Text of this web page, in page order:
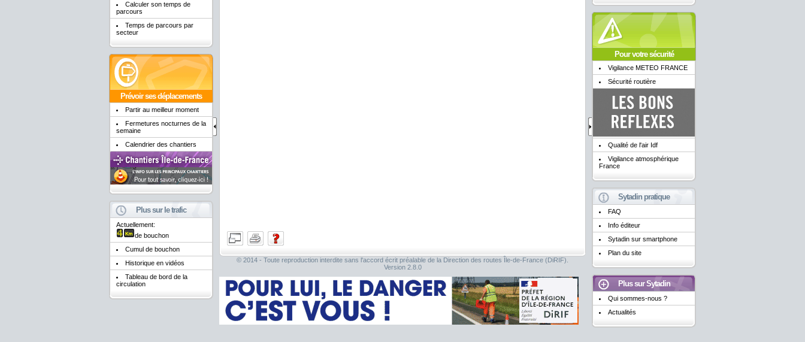
Calculer son temps de
parcours
Temps de parcours par
secteur
Prévoir ses déplacements
Partir au meilleur moment
Fermetures nocturnes de la
semaine
Calendrier des chantiers
Plus sur le trafic
Actuellement:
de bouchon
Cumul de bouchon
Historique en vidéos
Tableau de bord de la
circulation
Pour votre sécurité
Vigilance METEO FRANCE
Sécurité routière
Qualité de l'air Idf
Vigilance atmosphérique
France
Sytadin pratique
FAQ
Info éditeur
Sytadin sur smartphone
Plan du site
Plus sur Sytadin
Qui sommes-nous ?
Actualités
© 2014 - Toute reproduction interdite sans l'accord écrit préalable de la Direction des routes Île-de-France (DiRIF).
Version 2.8.0